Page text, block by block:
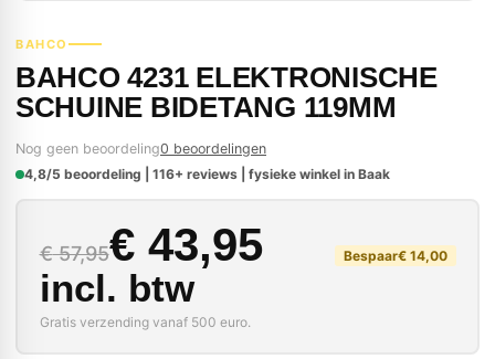
BAHCO
BAHCO 4231 ELEKTRONISCHE
SCHUINE BIDETANG 119MM
Nog geen beoordeling0 beoordelingen
4,8/5 beoordeling | 116+ reviews | fysieke winkel in Baak
€57,95
Oorspronkelijke
€43,95
Huidige prijs is: €
incl. btw
Bespaar€14,00
Gratis verzending vanaf 500 euro.